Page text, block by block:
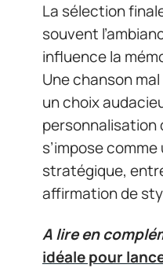
La sélection
souvent
influence la
Une chanson
un choix
personnalisation
s’impose
stratégique,
affirmation de
A lire en
idéale pour